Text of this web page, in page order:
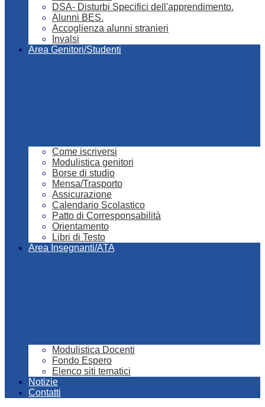
DSA- Disturbi Specifici dell'apprendimento.
Alunni BES.
Accoglienza alunni stranieri
Invalsi
Area Genitori/Studenti
Come iscriversi
Modulistica genitori
Borse di studio
Mensa/Trasporto
Assicurazione
Calendario Scolastico
Patto di Corresponsabilità
Orientamento
Libri di Testo
Area Insegnanti/ATA
Modulistica Docenti
Fondo Espero
Elenco siti tematici
Notizie
Contatti